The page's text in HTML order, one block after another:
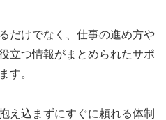
だけでなく、仕事の進め方や
立つ情報がまとめられたサポ
す。
え込まずにすぐに頼れる体制